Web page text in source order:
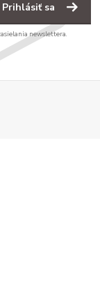
Prihlásiť sa
newslettera.